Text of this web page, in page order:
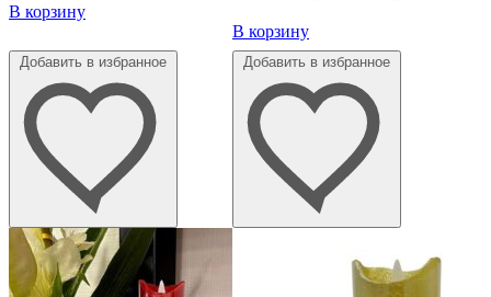
В корзину
В корзину
Добавить в избранное Добавить в избранное